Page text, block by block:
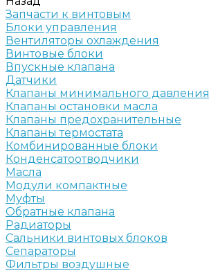
Запчасти к винтовым
Блоки управления
Вентиляторы охлаждения
Винтовые блоки
Впускные клапана
Датчики
Клапаны минимального давления
Клапаны остановки масла
Клапаны предохранительные
Клапаны термостата
Комбинированные блоки
Конденсатоотводчики
Масла
Модули компактные
Муфты
Обратные клапана
Радиаторы
Сальники винтовых блоков
Сепараторы
Фильтры воздушные